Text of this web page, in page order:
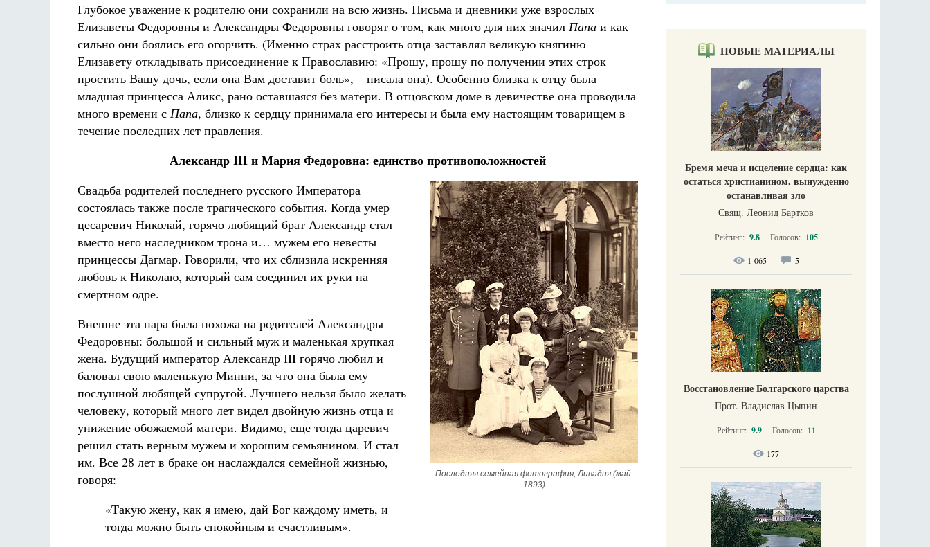
Глубокое уважение к родителю они сохранили на всю жизнь. Письма и дневники уже взрослых
Елизаветы Федоровны и Александры Федоровны говорят о том, как много для них значил Папа и как
сильно они боялись его огорчить. (Именно страх расстроить отца заставлял великую княгиню
Елизавету откладывать присоединение к Православию: «Прошу, прошу по получении этих строк
простить Вашу дочь, если она Вам доставит боль», – писала она). Особенно близка к отцу была
младшая принцесса Аликс, рано оставшаяся без матери. В отцовском доме в девичестве она проводила
много времени с Папа, близко к сердцу принимала его интересы и была ему настоящим товарищем в
течение последних лет правления.
Александр III и Мария Федоровна: единство противоположностей
Последняя семейная фотография, Ливадия (май
1893)
Свадьба родителей последнего русского Императора
состоялась также после трагического события. Когда умер
цесаревич Николай, горячо любящий брат Александр стал
вместо него наследником трона и… мужем его невесты
принцессы Дагмар. Говорили, что их сблизила искренняя
любовь к Николаю, который сам соединил их руки на
смертном одре.
Внешне эта пара была похожа на родителей Александры
Федоровны: большой и сильный муж и маленькая хрупкая
жена. Будущий император Александр III горячо любил и
баловал свою маленькую Минни, за что она была ему
послушной любящей супругой. Лучшего нельзя было желать
человеку, который много лет видел двойную жизнь отца и
унижение обожаемой матери. Видимо, еще тогда царевич
решил стать верным мужем и хорошим семьянином. И стал
им. Все 28 лет в браке он наслаждался семейной жизнью,
говоря:
«Такую жену, как я имею, дай Бог каждому иметь, и
тогда можно быть спокойным и счастливым».
НОВЫЕ МАТЕРИАЛЫ
Бремя меча и исцеление сердца: как
остаться христианином, вынужденно
останавливая зло
Свящ. Леонид Бартков
Рейтинг: 9.8 Голосов: 105
1 065 5
Восстановление Болгарского царства
Прот. Владислав Цыпин
Рейтинг: 9.9 Голосов: 11
177